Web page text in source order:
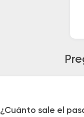
¿Cuánto sale el